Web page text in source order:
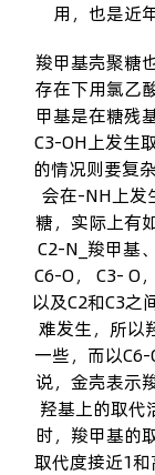
用，也是近
羧甲基壳聚糖
存在下用氯乙
甲基是在糖残
C3-OH上发生
的情况则要复
会在-NH上发
糖，实际上有
C2-N_羧甲基
C6-O， C3- O
以及C2和C3之
难发生，所以
一些，而以
说，金壳表示
羟基上的取代
时，羧甲基的
取代度接近1